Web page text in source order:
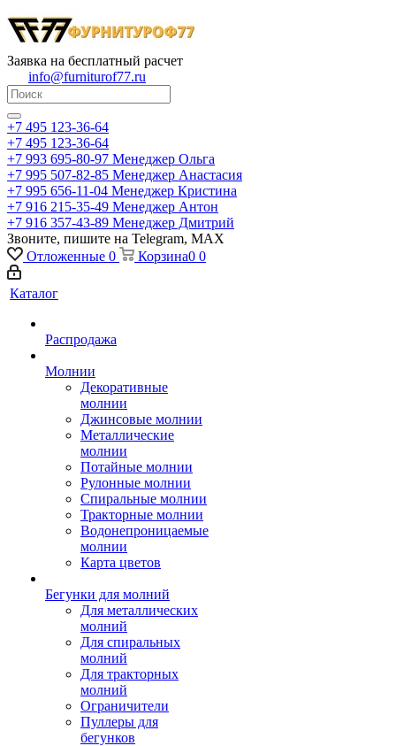
Заявка на бесплатный расчет
info@furniturof77.ru
+7 495 123-36-64
+7 495 123-36-64
+7 993 695-80-97 Менеджер Ольга
+7 995 507-82-85 Менеджер Анастасия
+7 995 656-11-04 Менеджер Кристина
+7 916 215-35-49 Менеджер Антон
+7 916 357-43-89 Менеджер Дмитрий
Звоните, пишите на Telegram, MAX
Отложенные 0 Корзина0 0
Каталог
Распродажа
Молнии
Декоративные
молнии
Джинсовые молнии
Металлические
молнии
Потайные молнии
Рулонные молнии
Спиральные молнии
Тракторные молнии
Водонепроницаемые
молнии
Карта цветов
Бегунки для молний
Для металлических
молний
Для спиральных
молний
Для тракторных
молний
Ограничители
Пуллеры для
бегунков